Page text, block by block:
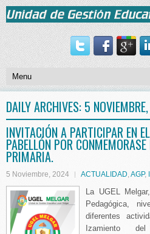
DAILY ARCHIVES: 5
INVITACIÓN A PARTICIPAR EN
PABELLÓN POR
PRIMARIA.
5 Noviembre, 2024 ACTUALIDAD,AGP,
La UGEL
Pedagógica,
diferentes
Izamiento